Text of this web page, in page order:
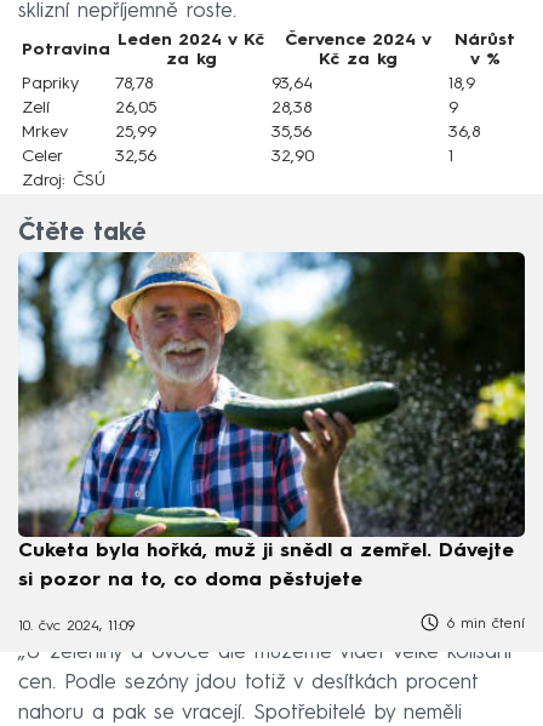
sklizní nepříjemně roste.
Potravina
Leden 2024 v Kč
za kg
Července 2024 v
Kč za kg
Nárůst
v %
Papriky
78,78 93,64
18,9
Zelí
26,05 28,38
9
Mrkev
25,99 35,56
36,8
Celer
32,56 32,90
1
Zdroj: ČSÚ
Čtěte také
Cuketa byla hořká, muž ji snědl a zemřel. Dávejte
si pozor na to, co doma pěstujete
10. čvc 2024, 11:09 6 min čtení
„U zeleniny a ovoce ale můžeme vidět velké kolísání
cen. Podle sezóny jdou totiž v desítkách procent
nahoru a pak se vracejí. Spotřebitelé by neměli